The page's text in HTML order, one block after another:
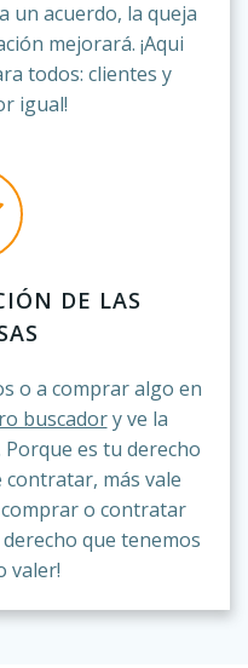
un acuerdo, la queja
mejorará. ¡Aqui
todos: clientes y
igual!
DE LAS
o a comprar algo en
buscadory ve la
Porque es tu derecho
más vale
o contratar
que tenemos
valer!